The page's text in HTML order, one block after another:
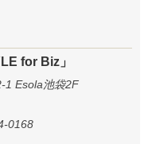
for Biz」
1 Esola池袋2F
0168